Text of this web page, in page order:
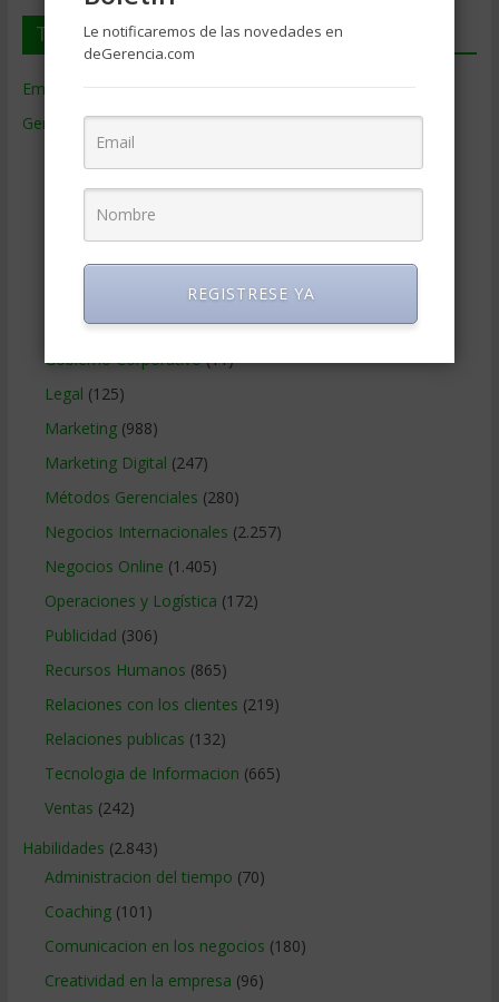
Temas de Gerencia
Empresas de Gerencia
Gerencia(9.477)
Ciencias Económicas
Contabilidad(466)
Educacion Gerencial
Finanzas Corporativas(748)
Gerencia social y ambiental(223)
Gobierno Corporativo(11)
Legal (125)
Marketing(988)
Marketing Digital (247)
Métodos Gerenciales (280)
Negocios Internacionales (2.257)
Negocios Online (1.405)
Operaciones y Logística (172)
Publicidad (306)
Recursos Humanos (865)
Relaciones con los clientes (219)
Relaciones publicas (132)
Tecnologia de Informacion (665)
Ventas (242)
Habilidades (2.843)
Administracion del tiempo (70)
Coaching(101)
Comunicacion en los negocios (180)
Creatividad en la empresa (96)
Le notificaremos de las novedades en
deGerencia.com
REGISTRESE YA